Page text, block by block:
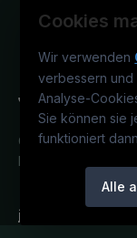
Cookies
Wir verwenden
verbessern und
Analyse-
Sie können sie
funktioniert
Alle
Österreichs
Ein Service der
jusjobs.at